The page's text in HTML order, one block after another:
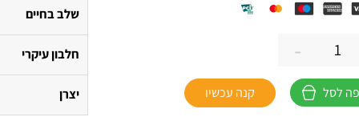
-
לסל קנה עכשיו
שלב בחיים
חלבון עיקרי
יצרן